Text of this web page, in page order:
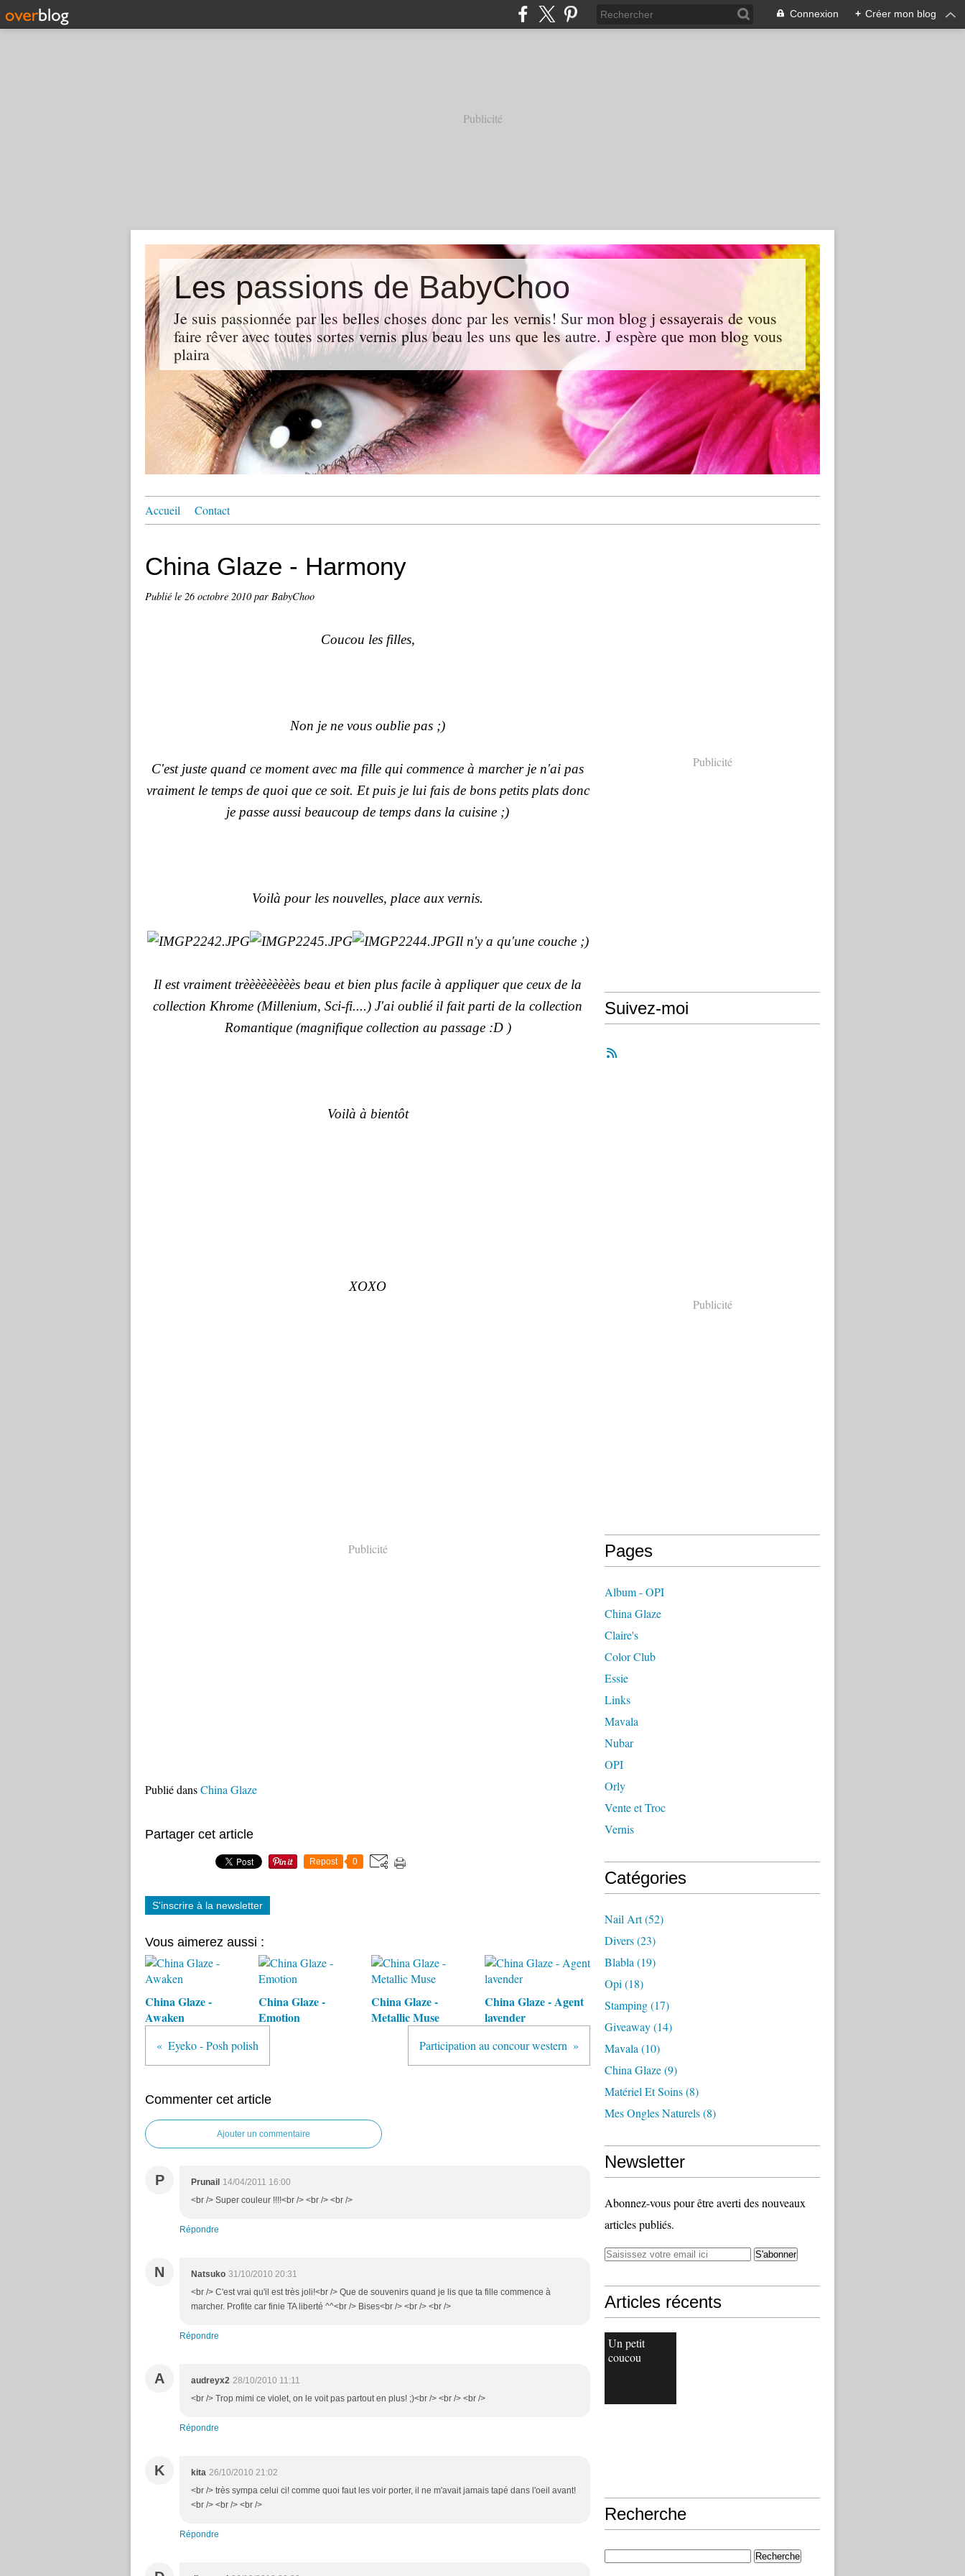
Connexion + Créer mon blog
Publicité
Les passions de BabyChoo
Je suis passionnée par les belles choses donc par les vernis! Sur mon blog j essayerais de vous
faire rêver avec toutes sortes vernis plus beau les uns que les autre. J espère que mon blog vous
plaira
Accueil Contact
China Glaze - Harmony
Publié le 26 octobre 2010par BabyChoo
Coucou les filles,
Non je ne vous oublie pas ;)
C'est juste quand ce moment avec ma fille qui commence à marcher je n'ai pas
vraiment le temps de quoi que ce soit. Et puis je lui fais de bons petits plats donc
je passe aussi beaucoup de temps dans la cuisine ;)
Voilà pour les nouvelles, place aux vernis.
Il n'y a qu'une couche ;)
Il est vraiment trèèèèèèèèès beau et bien plus facile à appliquer que ceux de la
collection Khrome (Millenium, Sci-fi....) J'ai oublié il fait parti de la collection
Romantique (magnifique collection au passage :D )
Voilà à bientôt
XOXO
Publicité
Publié dansChina Glaze
Partager cet article
Repost 0
S'inscrire à la newsletter
Vous aimerez aussi :
China Glaze -
Awaken
China Glaze -
Emotion
China Glaze -
Metallic Muse
China Glaze - Agent
lavender
Eyeko - Posh polish Participation au concour western
Commenter cet article
Ajouter un commentaire
P Prunail 14/04/2011 16:00
<br /> Super couleur !!!!<br /> <br /> <br />
Répondre
N Natsuko 31/10/2010 20:31
<br /> C'est vrai qu'il est très joli!<br /> Que de souvenirs quand je lis que ta fille commence à
marcher. Profite car finie TA liberté ^^<br /> Bises<br /> <br /> <br />
Répondre
A audreyx2 28/10/2010 11:11
<br /> Trop mimi ce violet, on le voit pas partout en plus! ;)<br /> <br /> <br />
Répondre
K kita 26/10/2010 21:02
<br /> très sympa celui ci! comme quoi faut les voir porter, il ne m'avait jamais tapé dans l'oeil avant!
<br /> <br /> <br />
Répondre
Publicité
Suivez-moi
Publicité
Pages
Album - OPI
China Glaze
Claire's
Color Club
Essie
Links
Mavala
Nubar
OPI
Orly
Vente et Troc
Vernis
Catégories
Nail Art(52)
Divers(23)
Blabla (19)
Opi (18)
Stamping(17)
Giveaway(14)
Mavala (10)
China Glaze(9)
Matériel Et Soins(8)
Mes Ongles Naturels(8)
Newsletter
Abonnez-vous pour être averti des nouveaux
articles publiés.
Articles récents
Un petit
coucou
Recherche